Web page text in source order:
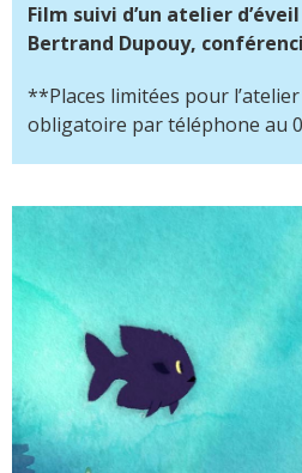
Film suivi d’un atelier
Bertrand Dupouy,
**Places limitées pour
obligatoire par téléphone au